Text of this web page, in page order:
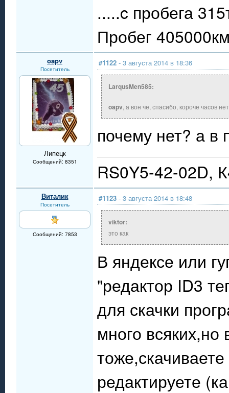
.....c пробега
Пробег
oapv
Посетитель
Липецк
Сообщений: 8351
#1122 - 3 августа 2014 в 18:36
LarqusMen585:
oapv, а вон че, спасибо, короче часов
почему нет? а в
RS0Y5-42-02D,
Виталик
Посетитель
Сообщений: 7853
#1123 - 3 августа 2014 в 18:48
viktor:
это как
В яндексе или
"редактор ID3
для скачки
много
редактируете